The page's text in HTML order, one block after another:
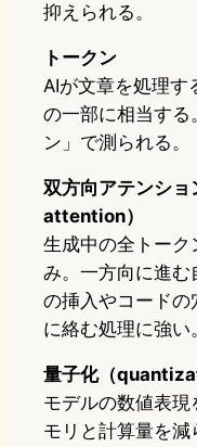
抑えられる。
トークン
AIが文章を処理す
の一部に相当する
ン」で測られる。
双方向アテンシ
attention）
生成中の全トーク
み。一方向に進
の挿入やコードの
に絡む処理に強い。
量子化（
モデルの数値表現
モリと計算量を減